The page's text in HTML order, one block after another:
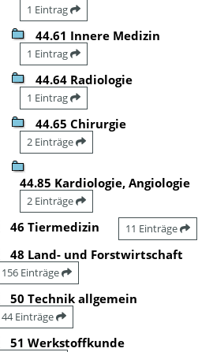
1 Eintrag
44.61 Innere Medizin
1 Eintrag
44.64 Radiologie
1 Eintrag
44.65 Chirurgie
2 Einträge
44.85 Kardiologie, Angiologie
2 Einträge
46 Tiermedizin 11 Einträge
48 Land- und Forstwirtschaft
156 Einträge
50 Technik allgemein
44 Einträge
51 Werkstoffkunde